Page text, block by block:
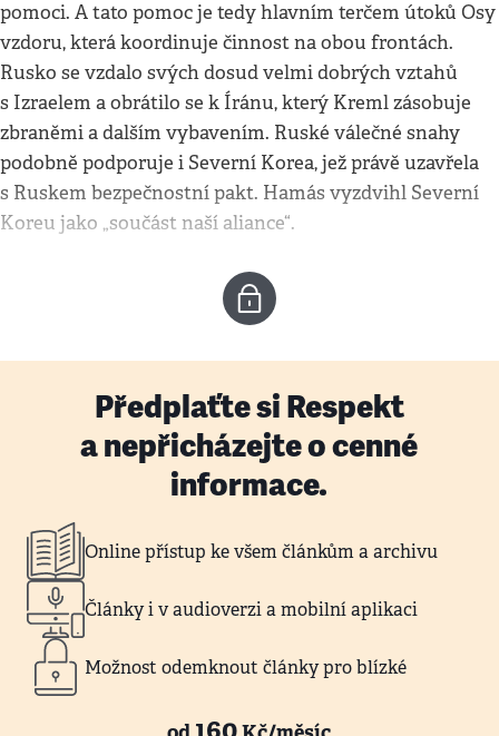
pomoci. A tato pomoc je tedy hlavním terčem útoků Osy
vzdoru, která koordinuje činnost na obou frontách.
Rusko se vzdalo svých dosud velmi dobrých vztahů
s Izraelem a obrátilo se k Íránu, který Kreml zásobuje
zbraněmi a dalším vybavením. Ruské válečné snahy
podobně podporuje i Severní Korea, jež právě uzavřela
s Ruskem bezpečnostní pakt. Hamás vyzdvihl Severní
Koreu jako „součást naší aliance“.
Předplaťte si Respekt
a nepřicházejte o cenné
informace.
Online přístup ke všem článkům a archivu
Články i v audioverzi a mobilní aplikaci
Možnost odemknout články pro blízké